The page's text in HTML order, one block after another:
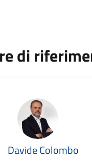
di
Davide Colombo